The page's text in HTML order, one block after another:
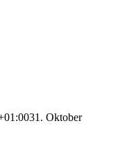
31. Oktober